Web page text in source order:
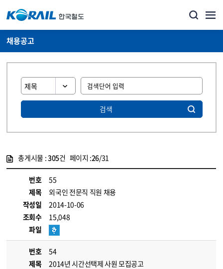
채용공고
검색
총게시물 :305건 페이지 :26/31
번호
55
제목
외국인 전문직 직원 채용
작성일
2014-10-06
조회수
15,048
파일
번호
54
제목
2014년 시간선택제 사원 모집공고